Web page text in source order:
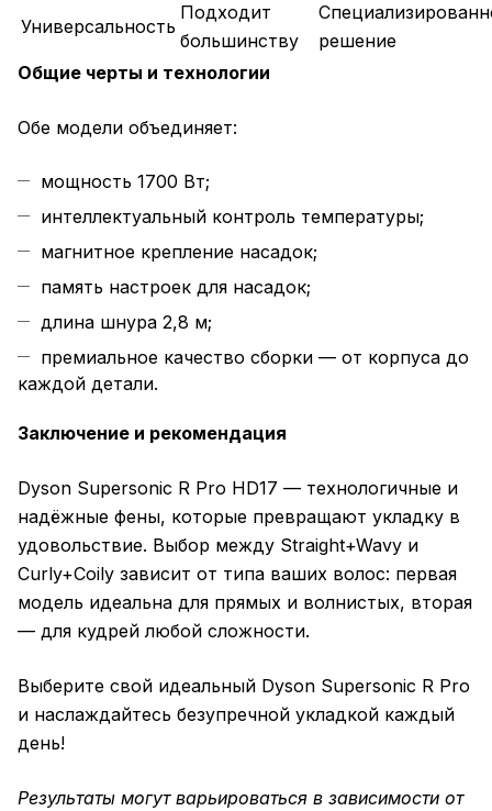
Универсальность
Подходит
большинству
решение
Общие черты и технологии
Обе модели объединяет:
мощность 1700 Вт;
интеллектуальный контроль температуры;
магнитное крепление насадок;
память настроек для насадок;
длина шнура 2,8 м;
премиальное качество сборки — от корпуса до
каждой детали.
Заключение и рекомендация
Dyson Supersonic R Pro HD17 — технологичные и
надёжные фены, которые превращают укладку в
удовольствие. Выбор между Straight+Wavy и
Curly+Coily зависит от типа ваших волос: первая
модель идеальна для прямых и волнистых, вторая
— для кудрей любой сложности.
Выберите свой идеальный Dyson Supersonic R Pro
и наслаждайтесь безупречной укладкой каждый
день!
Результаты могут варьироваться в зависимости от